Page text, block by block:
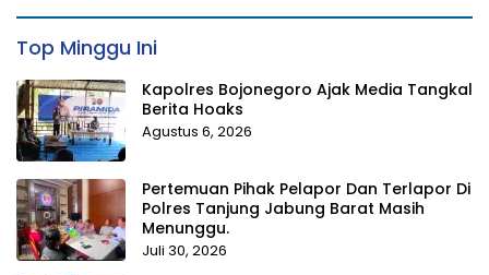
Top Minggu Ini
Kapolres Bojonegoro Ajak Media Tangkal
Berita Hoaks
Agustus 6, 2026
Pertemuan Pihak Pelapor Dan Terlapor Di
Polres Tanjung Jabung Barat Masih
Menunggu.
Juli 30, 2026